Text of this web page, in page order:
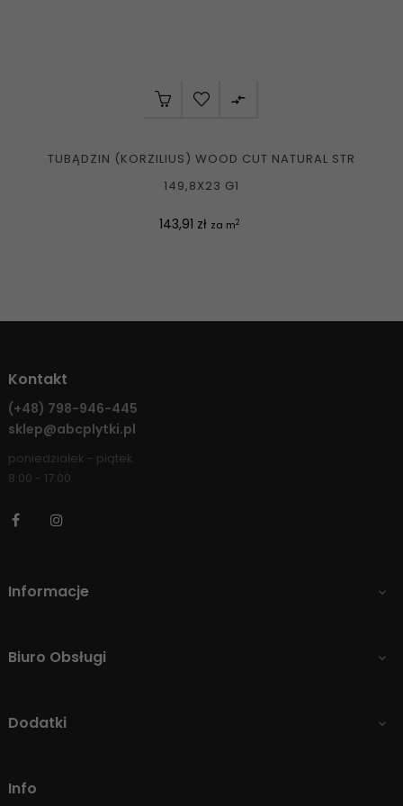

TUBĄDZIN (KORZILIUS) WOOD CUT NATURAL STR
149,8X23 G1
Cena
143,91 zł za m2
Kontakt
(+48) 798-946-445
sklep@abcplytki.pl
poniedziałek - piątek
8:00 - 17:00
Facebook
Informacje 
Biuro Obsługi 
Dodatki 
Info